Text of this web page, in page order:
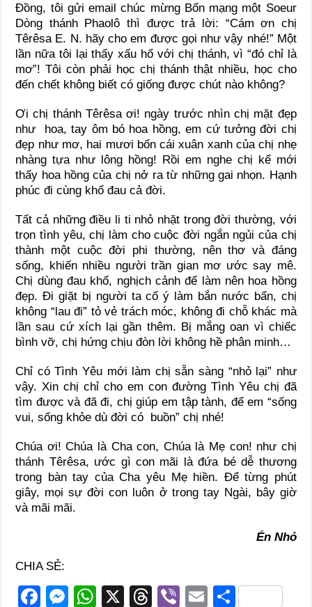
Đồng, tôi gửi email chúc mừng Bổn mạng một Soeur
Dòng thánh Phaolô thì được trả lời: “Cám ơn chị
Têrêsa E. N. hãy cho em được gọi như vậy nhé!” Một
lần nữa tôi lại thấy xấu hổ với chị thánh, vì “đó chỉ là
mơ”! Tôi còn phải học chị thánh thật nhiều, học cho
đến chết không biết có giống được chút nào không?
Ơi chị thánh Têrêsa ơi! ngày trước nhìn chị mặt đẹp
như hoa, tay ôm bó hoa hồng, em cứ tưởng đời chị
đẹp như mơ, hai mươi bốn cái xuân xanh của chị nhẹ
nhàng tựa như lông hồng! Rồi em nghe chị kể mới
thấy hoa hồng của chị nở ra từ những gai nhọn. Hạnh
phúc đi cùng khổ đau cả đời.
Tất cả những điều li ti nhỏ nhặt trong đời thường, với
trọn tình yêu, chị làm cho cuộc đời ngắn ngủi của chị
thành một cuộc đời phi thường, nên thơ và đáng
sống, khiến nhiều người trần gian mơ ước say mê.
Chị dùng đau khổ, nghịch cảnh để làm nên hoa hồng
đẹp. Đi giặt bị người ta cố ý làm bắn nước bẩn, chị
không “lau đi” tỏ vẻ trách móc, không đi chỗ khác mà
lần sau cứ xích lại gần thêm. Bị mắng oan vì chiếc
bình vỡ, chị hứng chịu đòn lời không hề phân minh…
Chỉ có Tình Yêu mới làm chị sẵn sàng “nhỏ lại” như
vậy. Xin chị chỉ cho em con đường Tình Yêu chị đã
tìm được và đã đi, chị giúp em tập tành, để em “sống
vui, sống khỏe dù đời có buồn” chị nhé!
Chúa ơi! Chúa là Cha con, Chúa là Mẹ con! như chị
thánh Têrêsa, ước gì con mãi là đứa bé dễ thương
trong bàn tay của Cha yêu Mẹ hiền. Để từng phút
giây, mọi sự đời con luôn ở trong tay Ngài, bây giờ
và mãi mãi.
Én Nhỏ
CHIA SẺ:
F
M
W
X
T
Vi
E S